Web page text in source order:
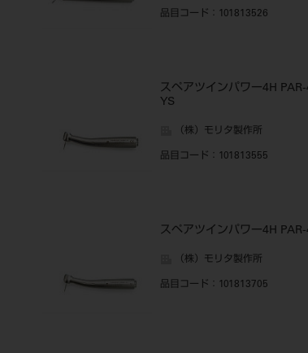
品目コード ：101813526
スペアツインパワー4H
YS
（株）モリタ製作所
品目コード ：101813555
スペアツインパワー4H
（株）モリタ製作所
品目コード ：101813705